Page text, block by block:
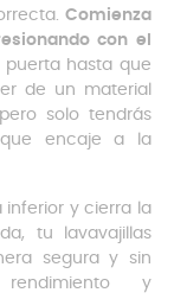
Comienza
con el
hasta que
de un material
solo tendrás
que encaje a la
inferior y cierra la
tu lavavajillas
segura y sin
y